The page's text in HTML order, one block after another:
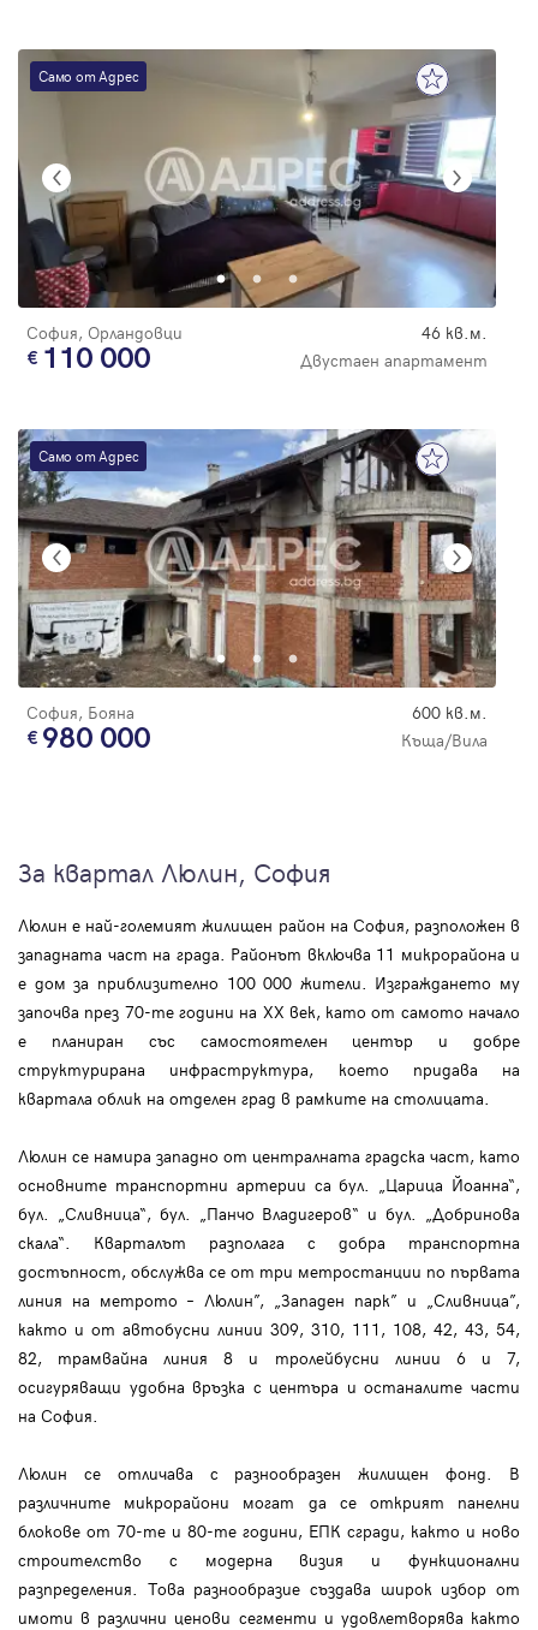
Само от Адрес
София, Орландовци 46 кв.м.
110 000 Двустаен апартамент
Само от Адрес
София, Бояна 600 кв.м.
980 000 Къща/Вила
За квартал Люлин, София
Люлин е най-големият жилищен район на София, разположен в
западната част на града. Районът включва 11 микрорайона и
е дом за приблизително 100 000 жители. Изграждането му
започва през 70-те години на XX век, като от самото начало
е планиран със самостоятелен център и добре
структурирана инфраструктура, което придава на
квартала облик на отделен град в рамките на столицата.
Люлин се намира западно от централната градска част, като
основните транспортни артерии са бул. „Царица Йоанна“,
бул. „Сливница“, бул. „Панчо Владигеров“ и бул. „Добринова
скала“. Кварталът разполага с добра транспортна
достъпност, обслужва се от три метростанции по първата
линия на метрото – Люлин”, „Западен парк” и „Сливница”,
както и от автобусни линии 309, 310, 111, 108, 42, 43, 54,
82, трамвайна линия 8 и тролейбусни линии 6 и 7,
осигуряващи удобна връзка с центъра и останалите части
на София.
Люлин се отличава с разнообразен жилищен фонд. В
различните микрорайони могат да се открият панелни
блокове от 70-те и 80-те години, ЕПК сгради, както и ново
строителство с модерна визия и функционални
разпределения. Това разнообразие създава широк избор от
имоти в различни ценови сегменти и удовлетворява както